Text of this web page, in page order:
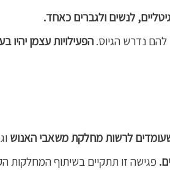
לנשים ולגברים כאחד.
להם נדרש הגיוס. הפעילויות עצמן יהיו
לרשות מחלקת משאבי האנוש
פגישה זו תתקיים בשיתוף המחלקות